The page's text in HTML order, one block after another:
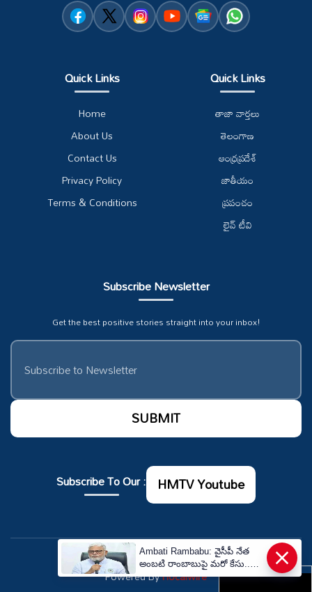
Quick Links
Home
About Us
Contact Us
Privacy Policy
Terms & Conditions
Quick Links
తాజా వార్తలు
తెలంగాణ
ఆంధ్రప్రదేశ్
జాతీయం
ప్రపంచం
లైవ్ టీవి
Subscribe Newsletter
Get the best positive stories straight into your inbox!
Subscribe To Our : HMTV Youtube
© Copyrights 2026. All rights reserved.
Powered ByHocalwire
×
Ambati Rambabu: వైసీపీ నేత
అంబటి రాంబాబుపై మరో కేసు..
గుంటూరులో ఎఫ్‌ఐఆర్! | YSRCP